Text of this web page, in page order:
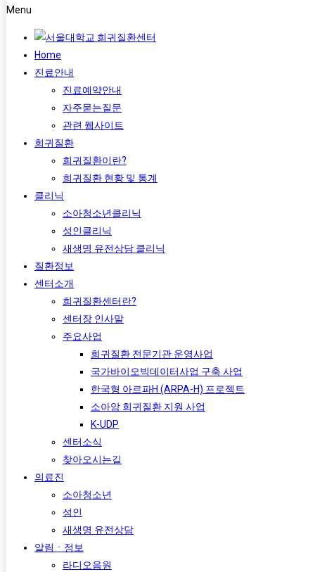
Menu
Home
진료안내
진료예약안내
자주묻는질문
관련 웹사이트
희귀질환
희귀질환이란?
희귀질환 현황 및 통계
클리닉
소아청소년클리닉
성인클리닉
새생명 유전상담 클리닉
질환정보
센터소개
희귀질환센터란?
센터장 인사말
주요사업
희귀질환 전문기관 운영사업
국가바이오빅데이터사업 구축 사업
한국형 아르파H (ARPA-H) 프로젝트​
소아암 희귀질환 지원 사업
K-UDP
센터소식
찾아오시는길
의료진
소아청소년
성인
새생명 유전상담
알림ㆍ정보
라디오음원